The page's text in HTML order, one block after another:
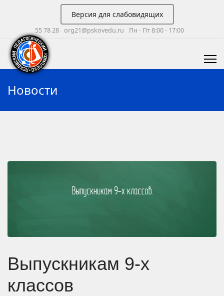
Версия для слабовидящих
55 78 28 org21@pskovedu.ru Пн - Пт 8:00 - 17:00
Новости
Выпускникам 9-х
классов